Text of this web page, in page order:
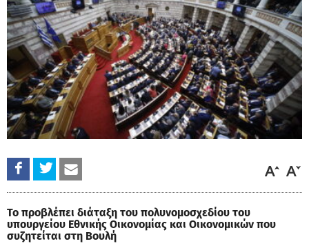
Το προβλέπει διάταξη του πολυνομοσχεδίου του
υπουργείου Εθνικής Οικονομίας και Οικονομικών που
συζητείται στη Βουλή